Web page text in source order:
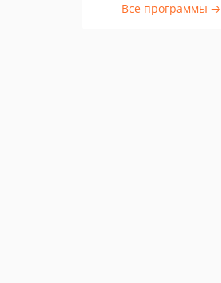
Все программы →